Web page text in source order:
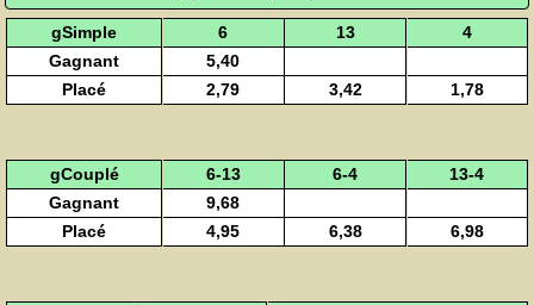
gSimple 6 13
4
Gagnant
5,40
Placé
2,79 3,42 1,78
gCouplé 6-13 6-4
13-4
Gagnant
9,68
Placé
4,95 6,38 6,98